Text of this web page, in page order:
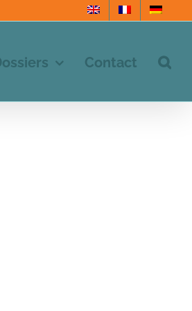
Contact